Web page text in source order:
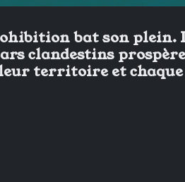
bat son plein.
clandestins
territoire et